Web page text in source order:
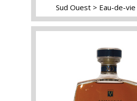
Sud Ouest Eau-de-vie